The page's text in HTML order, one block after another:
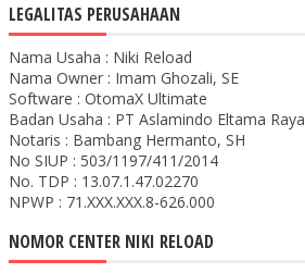
LEGALITAS PERUSAHAAN
Nama Usaha : Niki Reload
Nama Owner : Imam Ghozali, SE
Software : OtomaX Ultimate
Badan Usaha : PT Aslamindo Eltama Raya
Notaris : Bambang Hermanto, SH
No SIUP : 503/1197/411/2014
No. TDP : 13.07.1.47.02270
NPWP : 71.XXX.XXX.8-626.000
NOMOR CENTER NIKI RELOAD